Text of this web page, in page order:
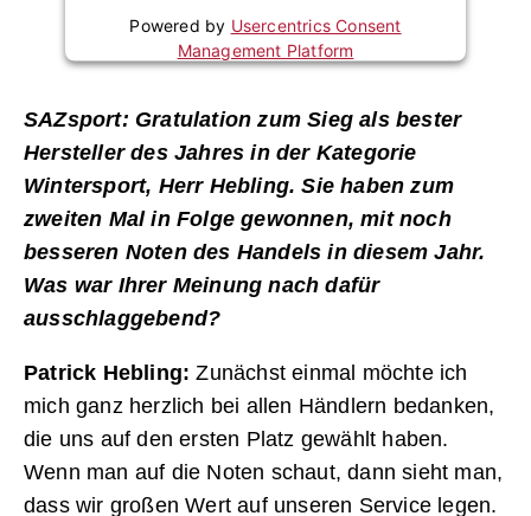
Powered by Usercentrics Consent
Management Platform
SAZsport: Gratulation zum Sieg als bester
Hersteller des Jahres in der Kategorie
Wintersport, Herr Hebling. Sie haben zum
zweiten Mal in Folge gewonnen, mit noch
besseren Noten des Handels in diesem Jahr.
Was war Ihrer Meinung nach dafür
ausschlaggebend?
Patrick Hebling: Zunächst einmal möchte ich
mich ganz herzlich bei allen Händlern bedanken,
die uns auf den ersten Platz gewählt haben.
Wenn man auf die Noten schaut, dann sieht man,
dass wir großen Wert auf unseren Service legen.